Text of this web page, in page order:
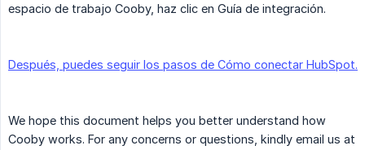
espacio de trabajo Cooby, haz clic en Guía de integración.
Después, puedes seguir los pasos de Cómo conectar HubSpot.
We hope this document helps you better understand how
Cooby works. For any concerns or questions, kindly email us at